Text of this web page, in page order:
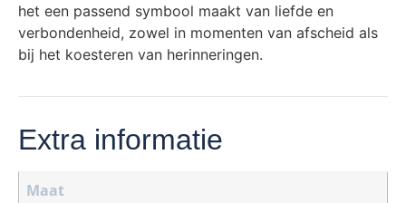
het een passend symbool maakt van liefde en
verbondenheid, zowel in momenten van afscheid als
bij het koesteren van herinneringen.
Extra informatie
Maat